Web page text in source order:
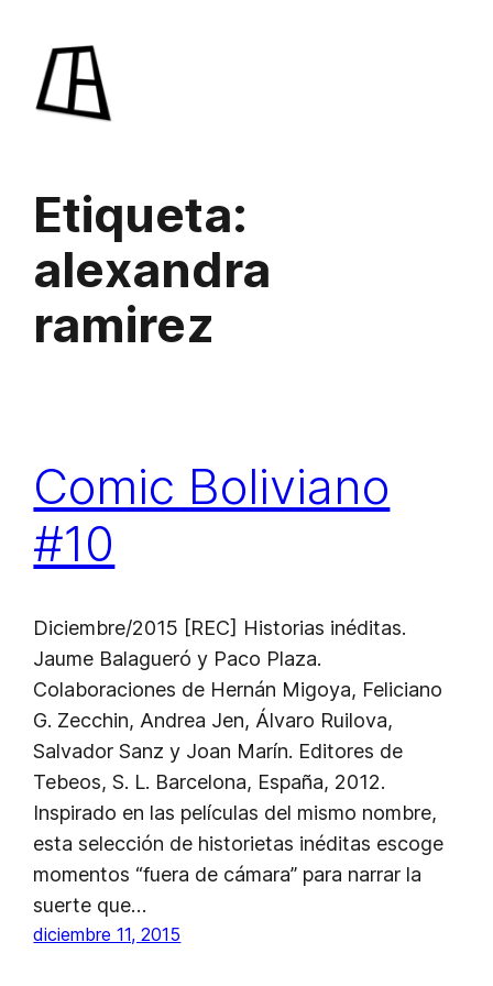
contenido
Etiqueta:
alexandra
ramirez
Comic Boliviano
#10
Diciembre/2015 [REC] Historias inéditas.
Jaume Balagueró y Paco Plaza.
Colaboraciones de Hernán Migoya, Feliciano
G. Zecchin, Andrea Jen, Álvaro Ruilova,
Salvador Sanz y Joan Marín. Editores de
Tebeos, S. L. Barcelona, España, 2012.
Inspirado en las películas del mismo nombre,
esta selección de historietas inéditas escoge
momentos “fuera de cámara” para narrar la
suerte que…
diciembre 11, 2015